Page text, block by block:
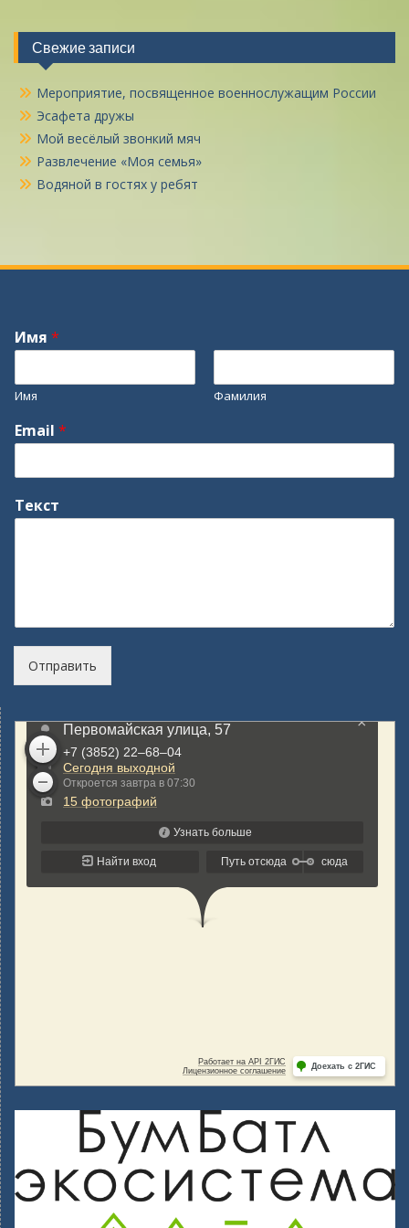
Свежие записи
Мероприятие, посвященное военнослужащим России
Эсафета дружы
Мой весёлый звонкий мяч
Развлечение «Моя семья»
Водяной в гостях у ребят
Имя *
Имя Фамилия
Email *
Текст
Отправить